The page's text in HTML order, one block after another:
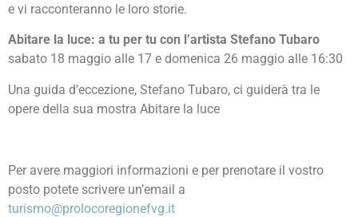
e vi racconteranno le loro storie.
Abitare la luce: a tu per tu con l’artista Stefano Tubaro
sabato 18 maggio alle 17 e domenica 26 maggio alle 16:30
Una guida d’eccezione, Stefano Tubaro, ci guiderà tra le
opere della sua mostra Abitare la luce
Per avere maggiori informazioni e per prenotare il vostro
posto potete scrivere un’email a
turismo@prolocoregionefvg.it